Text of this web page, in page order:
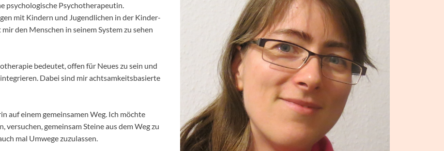
psychologische Psychotherapeutin.
mit Kindern und Jugendlichen in der Kinder-
den Menschen in seinem System zu sehen
bedeutet, offen für Neues zu sein und
Dabei sind mir achtsamkeitsbasierte
auf einem gemeinsamen Weg. Ich möchte
gemeinsam Steine aus dem Weg zu
mal Umwege zuzulassen.